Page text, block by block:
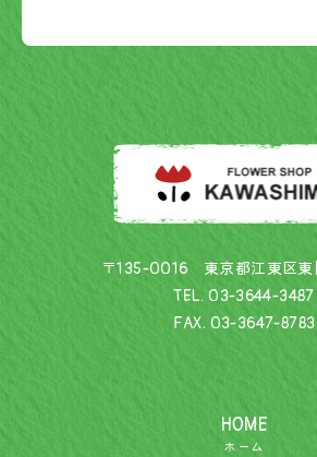
〒135-0016 東京都江東区
TEL.03-3644-3487
FAX. 03-3647-8783
HOME
ホーム